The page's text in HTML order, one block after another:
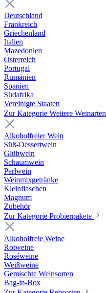
Deutschland
Frankreich
Griechenland
Italien
Mazedonien
Österreich
Portugal
Rumänien
Spanien
Südafrika
Vereinigte Staaten
Zur Kategorie Weitere Weinarten
Alkoholfreier Wein
Süß-Dessertwein
Glühwein
Schaumwein
Perlwein
Weinmixgetränke
Kleinflaschen
Magnum
Zubehör
Zur Kategorie Probierpakete
Alkoholfreie Weine
Rotweine
Roséweine
Weißweine
Gemischte Weinsorten
Bag-in-Box